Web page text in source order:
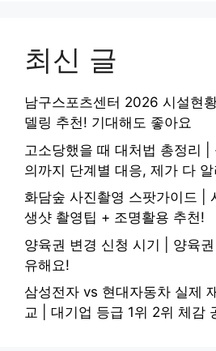
최신 글
남구스포츠센터 2026 시설현
델링 추천! 기대해도 좋아요
고소당했을 때 대처법 총정리 |
의까지 단계별 대응, 제가 다
화담숲 사진촬영 스팟가이드 |
생샷 촬영팁 + 조명활용 추천!
양육권 변경 신청 시기 | 양육
유해요!
삼성전자 vs 현대자동차 실제
교 | 대기업 등급 1위 2위 체감